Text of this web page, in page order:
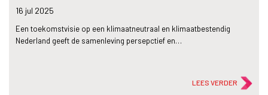
16 jul 2025
Een toekomstvisie op een klimaatneutraal en klimaatbestendig
Nederland geeft de samenleving persepctief en…
LEES VERDER